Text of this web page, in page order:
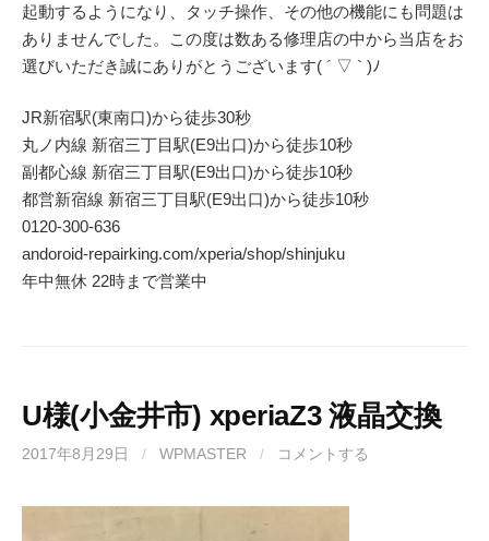
起動するようになり、タッチ操作、その他の機能にも問題は
ありませんでした。この度は数ある修理店の中から当店をお
選びいただき誠にありがとうございます( ´ ▽ ` )ﾉ
JR新宿駅(東南口)から徒歩30秒
丸ノ内線 新宿三丁目駅(E9出口)から徒歩10秒
副都心線 新宿三丁目駅(E9出口)から徒歩10秒
都営新宿線 新宿三丁目駅(E9出口)から徒歩10秒
0120-300-636
andoroid-repairking.com/xperia/shop/shinjuku
年中無休 22時まで営業中
U様(小金井市) xperiaZ3 液晶交換
2017年8月29日 / WPMASTER / コメントする